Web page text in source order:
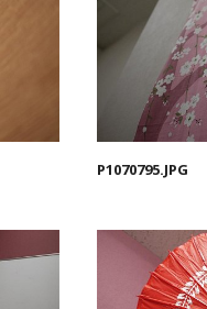
P1070795.JPG